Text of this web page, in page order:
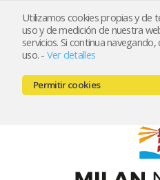
Utilizamos cookies propias y de
uso y de medición de nuestra
servicios. Si continua
uso. - Ver detalles
Permitir cookies
Registrarse Mi
666521122